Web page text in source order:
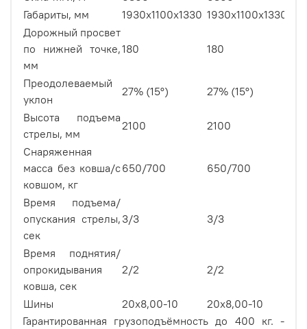
Габариты, мм
1930x1100x1330 1930x1100x1330
Дорожный просвет
по нижней точке,
мм
180 180
Преодолеваемый
уклон
27% (15°) 27% (15°)
Высота подъема
стрелы, мм
2100 2100
Снаряженная
масса без ковша/с
ковшом, кг
650/700 650/700
Время подъема/
опускания стрелы,
сек
3/3 3/3
Время поднятия/
опрокидывания
ковша, сек
2/2 2/2
Шины 20х8,00-10 20х8,00-10
Гарантированная грузоподъёмность до 400 кг. -